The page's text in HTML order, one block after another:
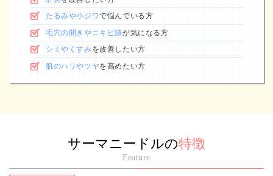
たるみや小ジワで悩んでいる方
毛穴の開きやニキビ跡が気になる方
シミやくすみを改善したい方
肌のハリやツヤを高めたい方
サーマニードルの特徴
Feature